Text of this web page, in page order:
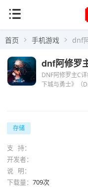
首页 手机游戏 dnf
DNF阿修罗主C
下城与勇士》（
dnf阿修罗
存储
支 持：
开发者：
说 明：
下载量： 709次